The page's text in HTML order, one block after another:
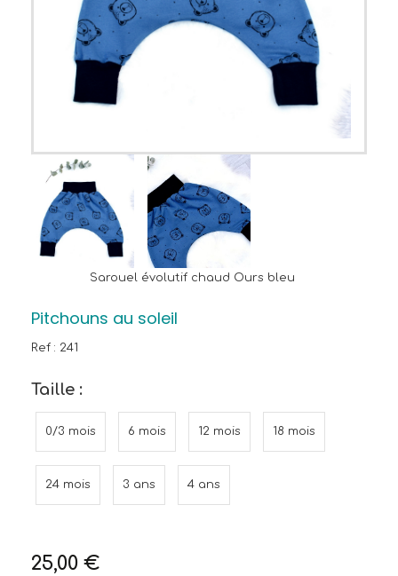
Sarouel évolutif chaud Ours bleu
Pitchouns au soleil
Ref : 241
Taille :
0/3 mois 6 mois 12 mois 18 mois
24 mois 3 ans 4 ans
25,00 €